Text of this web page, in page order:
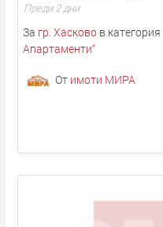
Преди 2 дни
За гр. Хасковов категория
Апартаменти“
От имоти МИРА